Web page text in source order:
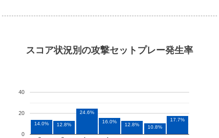
スコア状況別の攻撃セットプレー発生率
0
20
40
14.0% 12.8%
24.6%
16.0%
12.8% 10.8%
17.7%